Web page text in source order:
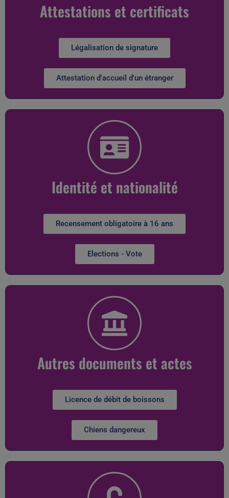
Attestations et certificats
Légalisation de signature
Attestation d'accueil d'un étranger
Identité et nationalité
Recensement obligatoire à 16 ans
Elections - Vote
Autres documents et actes
Licence de débit de boissons
Chiens dangereux